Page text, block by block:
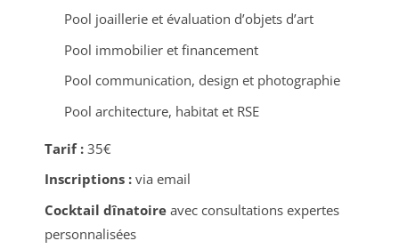
Pool joaillerie et évaluation d’objets d’art
Pool immobilier et financement
Pool communication, design et photographie
Pool architecture, habitat et RSE
Tarif :35€
Inscriptions :via email
Cocktail dînatoireavec consultations expertes
personnalisées